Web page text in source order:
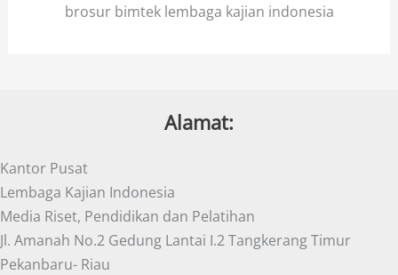
brosur bimtek lembaga kajian indonesia
Alamat:
Kantor Pusat
Lembaga Kajian Indonesia
Media Riset, Pendidikan dan Pelatihan
Jl. Amanah No.2 Gedung Lantai I.2 Tangkerang Timur
Pekanbaru- Riau